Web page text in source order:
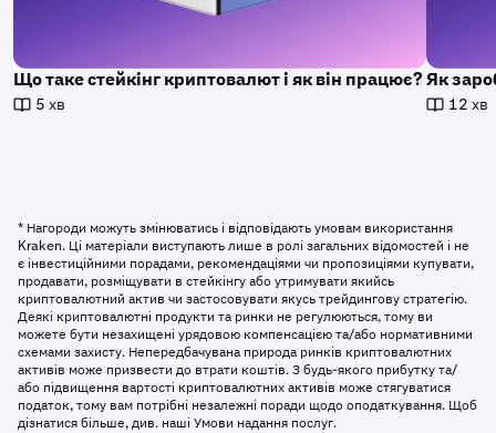
Що таке стейкінг криптовалют і як він працює?
5 хв
Як
12 хв
* Нагороди можуть змінюватись і відповідають умовам використання
Kraken. Ці матеріали виступають лише в ролі загальних відомостей і не
є інвестиційними порадами, рекомендаціями чи пропозиціями купувати,
продавати, розміщувати в стейкінгу або утримувати якийсь
криптовалютний актив чи застосовувати якусь трейдингову стратегію.
Деякі криптовалютні продукти та ринки не регулюються, тому ви
можете бути незахищені урядовою компенсацією та/або нормативними
схемами захисту. Непередбачувана природа ринків криптовалютних
активів може призвести до втрати коштів. З будь-якого прибутку та/
або підвищення вартості криптовалютних активів може стягуватися
податок, тому вам потрібні незалежні поради щодо оподаткування. Щоб
дізнатися більше, див. наші Умови надання послуг.